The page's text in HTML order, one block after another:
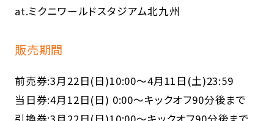
at.ミクニワールドスタジアム北九州
販売期間
前売券:3月22日(日)10:00～4月11日(土)23:59
当日券:4月12日(日) 0:00～キックオフ90分後まで